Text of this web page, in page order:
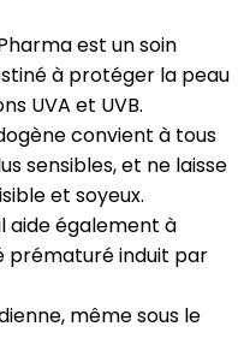
est un soin
à protéger la peau
UVA et UVB.
convient à tous
sensibles, et ne laisse
et soyeux.
aide également à
prématuré induit par
même sous le